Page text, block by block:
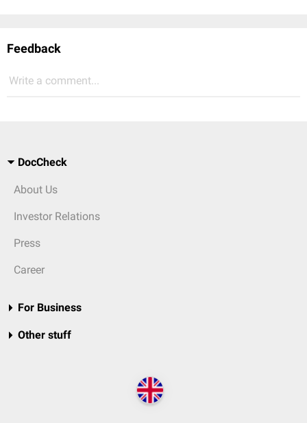
Feedback
Write a comment...
DocCheck
About Us
Investor Relations
Press
Career
For Business
Other stuff